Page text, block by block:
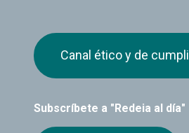
Subscríbete a "Redeia al día"
Canal ético y de